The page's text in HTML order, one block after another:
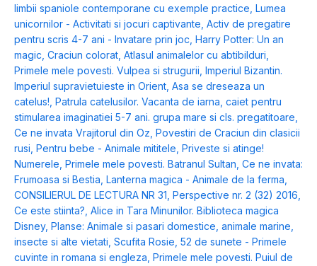
limbii spaniole contemporane cu exemple practice, Lumea
unicornilor - Activitati si jocuri captivante, Activ de pregatire
pentru scris 4-7 ani - Invatare prin joc, Harry Potter: Un an
magic, Craciun colorat, Atlasul animalelor cu abtibilduri,
Primele mele povesti. Vulpea si strugurii, Imperiul Bizantin.
Imperiul supravietuieste in Orient, Asa se dreseaza un
catelus!, Patrula catelusilor. Vacanta de iarna, caiet pentru
stimularea imaginatiei 5-7 ani. grupa mare si cls. pregatitoare,
Ce ne invata Vrajitorul din Oz, Povestiri de Craciun din clasicii
rusi, Pentru bebe - Animale mititele, Priveste si atinge!
Numerele, Primele mele povesti. Batranul Sultan, Ce ne invata:
Frumoasa si Bestia, Lanterna magica - Animale de la ferma,
CONSILIERUL DE LECTURA NR 31, Perspective nr. 2 (32) 2016,
Ce este stiinta?, Alice in Tara Minunilor. Biblioteca magica
Disney, Planse: Animale si pasari domestice, animale marine,
insecte si alte vietati, Scufita Rosie, 52 de sunete - Primele
cuvinte in romana si engleza, Primele mele povesti. Puiul de